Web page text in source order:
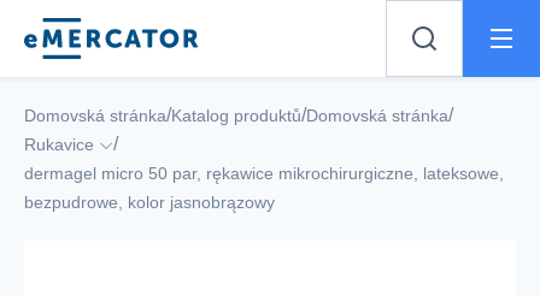
Mercator
Domovská stránka/Katalog produktů/Domovská stránka/
Rukavice /
dermagel micro 50 par, rękawice mikrochirurgiczne, lateksowe,
bezpudrowe, kolor jasnobrązowy